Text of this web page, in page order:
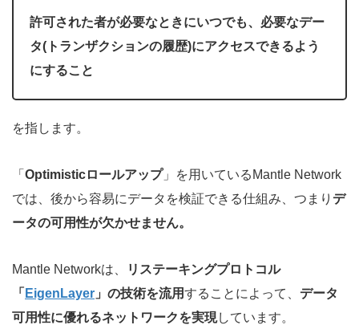
許可された者が必要なときにいつでも、必要なデー
タ(トランザクションの履歴)にアクセスできるよう
にすること
を指します。
「 Optimisticロールアップ」を用いているMantle Network
では、後から容易にデータを検証できる仕組み、つまり デ
ータの可用性が欠かせません。
Mantle Networkは、
リステーキングプロトコル
「 EigenLayer 」の技術を流用することによって、 データ
可用性に優れるネットワークを実現しています。